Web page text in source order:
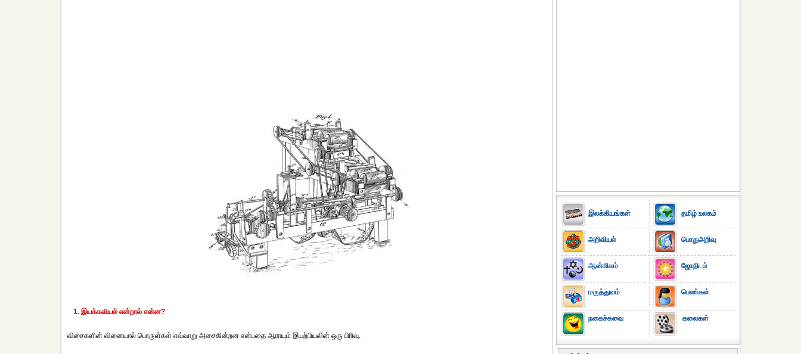
1. இயக்கவியல் என்றால் என்ன?
விசைகளின் வினையால் பொருள்கள் எவ்வாறு அசைகின்றன என்பதை ஆராயும் இயற்பியலின் ஒரு பிரிவு.
இலக்கியங்கள்
அறிவியல்
ஆன்மிகம்
மருத்துவம்
நகைச்சுவை
தமிழ் உலகம்
பொதுஅறிவு
ஜோதிடம்
பெண்கள்
கலைகள்